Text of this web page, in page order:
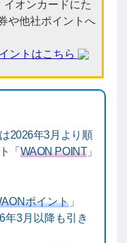
オンカードにた
や他社ポイントへ
ントはこちら
2026年3月より順
「 WAON POINT」
ポイント」
年3月以降も引き